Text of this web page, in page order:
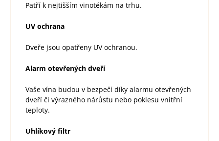
Patří k nejtišším vinotékám na trhu.
UV ochrana
Dveře jsou opatřeny UV ochranou.
Alarm otevřených dveří
Vaše vína budou v bezpečí díky alarmu otevřených
dveří či výrazného nárůstu nebo poklesu vnitřní
teploty.
Uhlíkový filtr